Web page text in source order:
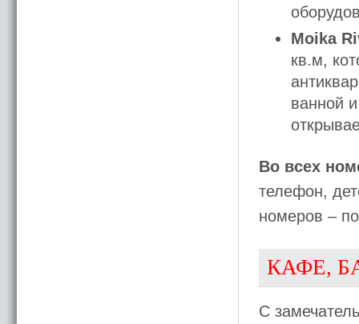
Moika
кв.м,
ванной
Во всех
телефон,
номеров –
КАФЕ,
С